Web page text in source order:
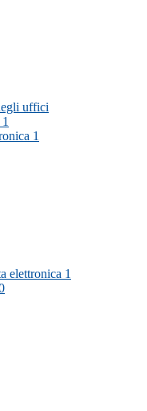
uffici
1
1
elettronica 1